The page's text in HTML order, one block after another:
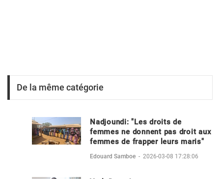
De la même catégorie
Nadjoundi: "Les droits de
femmes ne donnent pas droit aux
femmes de frapper leurs maris"
Edouard Samboe - 2026-03-08 17:28:06